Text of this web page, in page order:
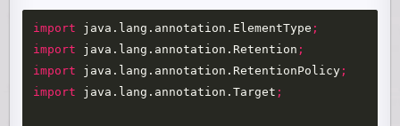
import java.lang.annotation.ElementType ;
import
java.lang.annotation.Retention ;
import
java.lang.annotation.RetentionPolicy ;
import
java.lang.annotation.Target ;